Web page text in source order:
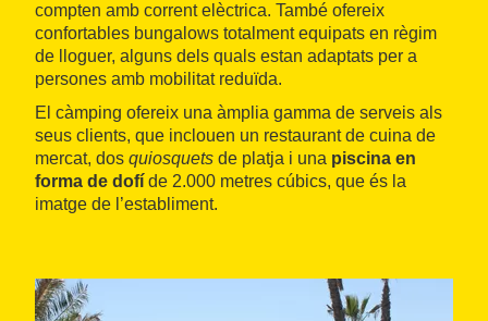
compten amb corrent elèctrica. També ofereix
confortables bungalows totalment equipats en règim
de lloguer, alguns dels quals estan adaptats per a
persones amb mobilitat reduïda.
El càmping ofereix una àmplia gamma de serveis als
seus clients, que inclouen un restaurant de cuina de
mercat, dos quiosquets de platja i una piscina en
forma de dofí de 2.000 metres cúbics, que és la
imatge de l’establiment.